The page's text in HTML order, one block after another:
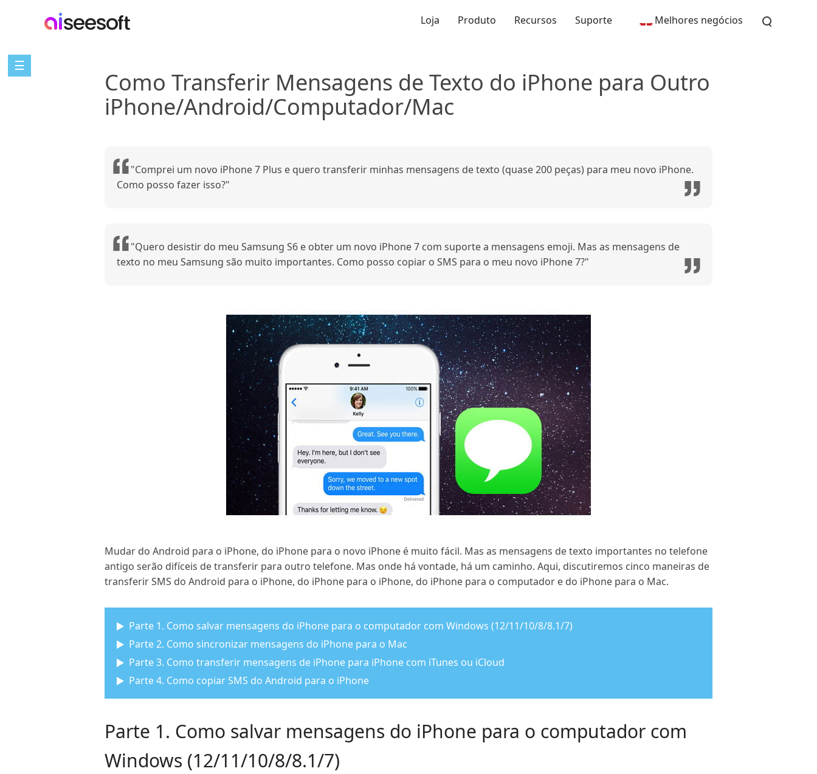
Loja Produto Recursos Suporte Melhores negócios
☰
Como Transferir Mensagens de Texto do iPhone para Outro
iPhone/Android/Computador/Mac
"Comprei um novo iPhone 7 Plus e quero transferir minhas mensagens de texto (quase 200 peças) para meu novo iPhone.
Como posso fazer isso?"
"Quero desistir do meu Samsung S6 e obter um novo iPhone 7 com suporte a mensagens emoji. Mas as mensagens de
texto no meu Samsung são muito importantes. Como posso copiar o SMS para o meu novo iPhone 7?"
Mudar do Android para o iPhone, do iPhone para o novo iPhone é muito fácil. Mas as mensagens de texto importantes no telefone
antigo serão difíceis de transferir para outro telefone. Mas onde há vontade, há um caminho. Aqui, discutiremos cinco maneiras de
transferir SMS do Android para o iPhone, do iPhone para o iPhone, do iPhone para o computador e do iPhone para o Mac.
Parte 1. Como salvar mensagens do iPhone para o computador com Windows (12/11/10/8/8.1/7)
Parte 2. Como sincronizar mensagens do iPhone para o Mac
Parte 3. Como transferir mensagens de iPhone para iPhone com iTunes ou iCloud
Parte 4. Como copiar SMS do Android para o iPhone
Parte 1. Como salvar mensagens do iPhone para o computador com
Windows (12/11/10/8/8.1/7)